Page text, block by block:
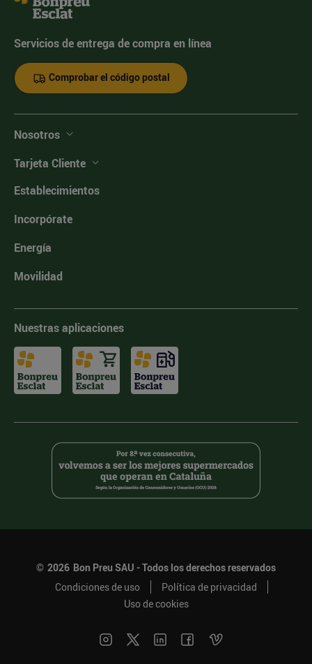
Servicios de entrega de compra en línea
Comprobar el código postal
Nosotros
Tarjeta Cliente
Establecimientos
Incorpórate
Energía
Movilidad
Nuestras aplicaciones
© 2026 Bon Preu SAU - Todos los derechos reservados
Condiciones de uso
Política de privacidad
Uso de cookies